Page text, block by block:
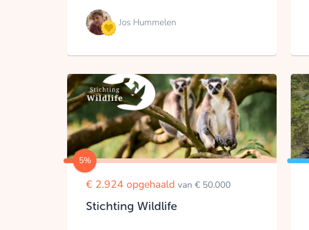
Jos Hummelen
5%
€ 2.924 opgehaald van € 50.000
Stichting Wildlife